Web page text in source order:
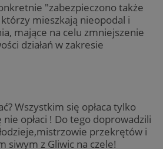
"zabezpieczono także
mieszkają nieopodal i
mające na celu zmniejszenie
działań w zakresie
Wszystkim się opłaca tylko
opłaci ! Do tego doprowadzili
przekrętów i
siwym z Gliwic na czele!